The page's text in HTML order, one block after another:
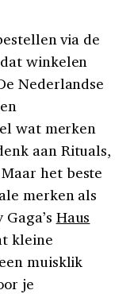
via de
winkelen
Nederlandse
wat merken
aan Rituals,
het beste
merken als
Haus
kleine
muisklik
je